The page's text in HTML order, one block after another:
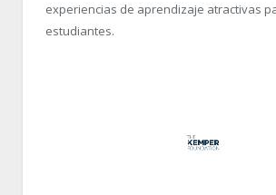
experiencias de aprendizaje atractivas
estudiantes.